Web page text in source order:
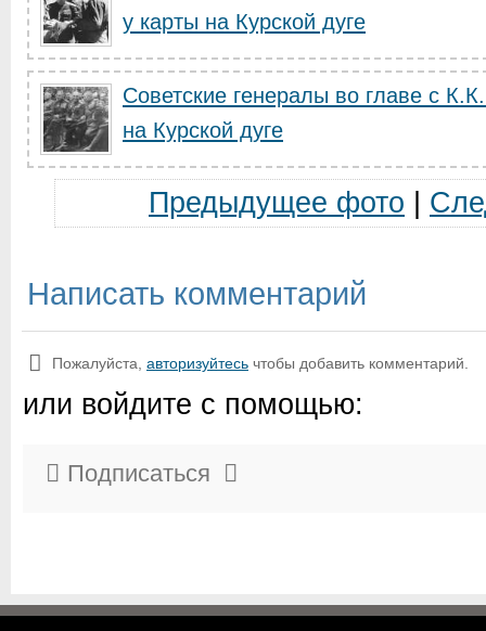
у карты на Курской дуге
Советские генералы во главе с
на Курской дуге
Предыдущее фото
Написать комментарий
Пожалуйста, авторизуйтесь чтобы добавить комментарий.
или войдите с помощью:
Подписаться